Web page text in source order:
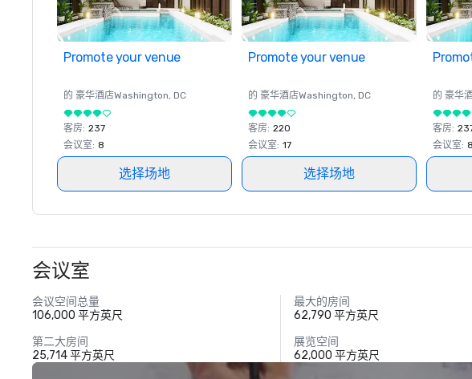
Promote your venue
的 豪华酒店Washington, DC
客房: 237
会议室: 8
选择场地
Promote your venue
的 豪华酒店Washington, DC
客房: 220
会议室: 17
选择场地
的 豪华
客房:
会议室: 8
会议室
会议空间总量
106,000 平方英尺
最大的房间
62,790 平方英尺
第二大房间
25,714 平方英尺
展览空间
62,000 平方英尺